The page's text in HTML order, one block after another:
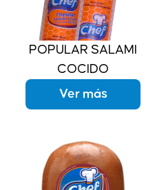
POPULAR SALAMI
COCIDO
Ver más